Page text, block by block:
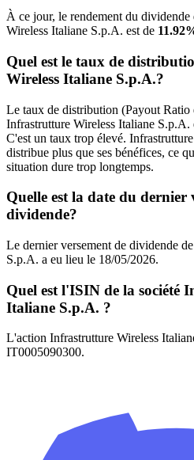
À ce jour, le rendement du
Wireless Italiane S.p.A. est de
Quel est le taux de
Wireless Italiane S.p.A.?
Le taux de distribution (Payout Ratio
Infrastrutture Wireless Italiane S.p.A.
C'est un taux trop élevé.
distribue plus que ses bénéfices, ce
situation dure trop longtemps.
Quelle est la date du dernier
dividende?
Le dernier versement de dividende
S.p.A. a eu lieu le 18/05/2026.
Quel est l'ISIN de la société
Italiane S.p.A. ?
L'action Infrastrutture Wireless
IT0005090300.